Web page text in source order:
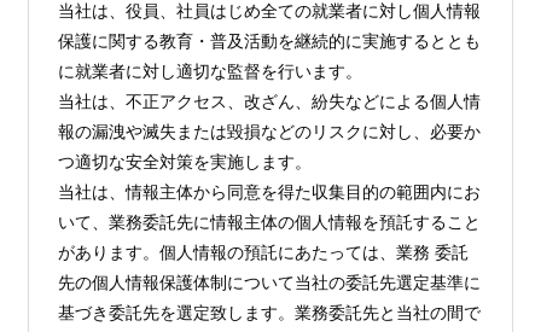
当社は、役員、社員はじめ全ての就業者に対し個人情報
保護に関する教育・普及活動を継続的に実施するととも
に就業者に対し適切な監督を行います。
当社は、不正アクセス、改ざん、紛失などによる個人情
報の漏洩や滅失または毀損などのリスクに対し、必要か
つ適切な安全対策を実施します。
当社は、情報主体から同意を得た収集目的の範囲内にお
いて、業務委託先に情報主体の個人情報を預託すること
があります。個人情報の預託にあたっては、業務 委託
先の個人情報保護体制について当社の委託先選定基準に
基づき委託先を選定致します。業務委託先と当社の間で